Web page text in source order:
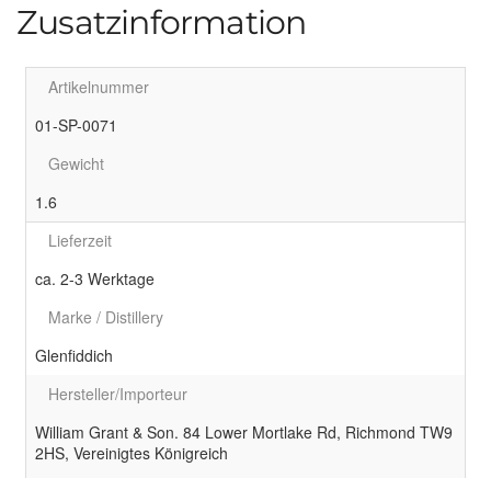
Zusatzinformation
Artikelnummer
01-SP-0071
Gewicht
1.6
Lieferzeit
ca. 2-3 Werktage
Marke / Distillery
Glenfiddich
Hersteller/Importeur
William Grant & Son. 84 Lower Mortlake Rd, Richmond TW9
2HS, Vereinigtes Königreich